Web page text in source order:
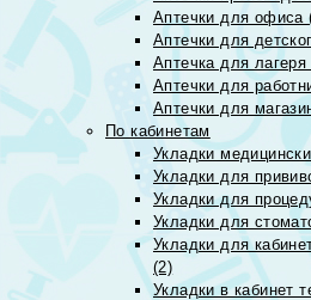
Аптечки для офиса
Аптечки для
Аптечка для лагеря
Аптечки для
Аптечки для
По кабинетам
Укладки
Укладки для
Укладки для
Укладки для
Укладки для
(2)
Укладки в кабинет